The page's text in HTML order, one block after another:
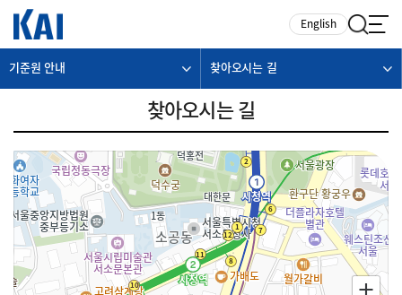
English
기준원 안내 찾아오시는 길
찾아오시는 길